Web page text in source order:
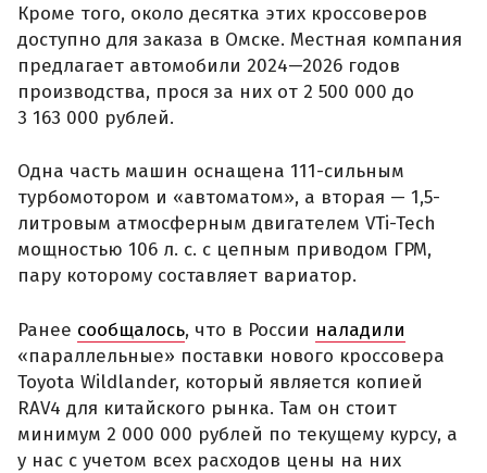
Кроме того, около десятка этих кроссоверов
доступно для заказа в Омске. Местная компания
предлагает автомобили 2024—2026 годов
производства, прося за них от 2 500 000 до
3 163 000 рублей.
Одна часть машин оснащена 111-сильным
турбомотором и «автоматом», а вторая — 1,5-
литровым атмосферным двигателем VTi-Tech
мощностью 106 л. с. с цепным приводом ГРМ,
пару которому составляет вариатор.
Ранее сообщалось, что в России наладили
«параллельные» поставки нового кроссовера
Toyota Wildlander, который является копией
RAV4 для китайского рынка. Там он стоит
минимум 2 000 000 рублей по текущему курсу, а
у нас с учетом всех расходов цены на них